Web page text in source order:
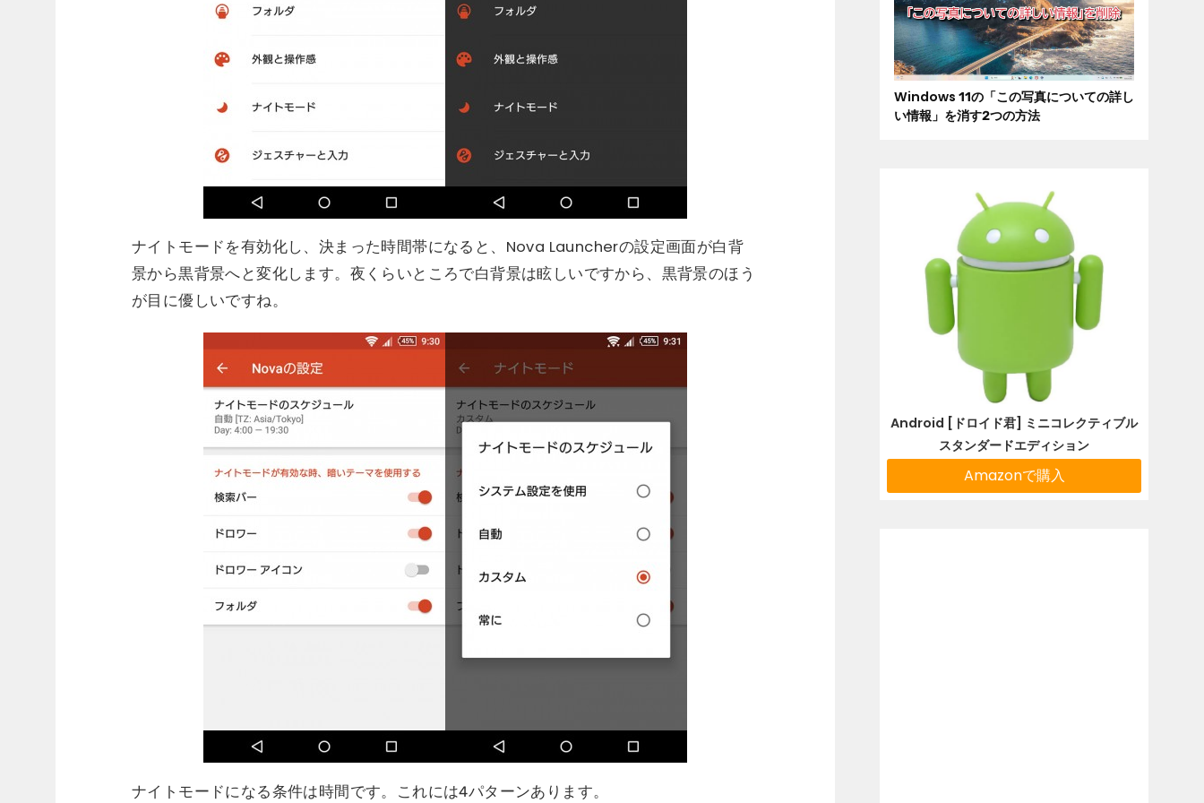
ナイトモードを有効化し、決まった時間帯になると、Nova Launcherの設定画面が白背
景から黒背景へと変化します。夜くらいところで白背景は眩しいですから、黒背景のほう
が目に優しいですね。
ナイトモードになる条件は時間です。これには4パターンあります。
Windows 11の「この写真についての詳し
い情報」を消す2つの方法
Android [ドロイド君] ミニコレクティブル
スタンダードエディション
Amazonで購入